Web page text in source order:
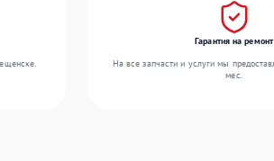
Гарантия на ремонт
На все запчасти и услуги мы
мес.